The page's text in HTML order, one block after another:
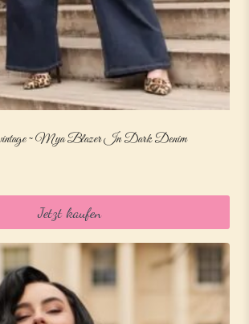
~ Mya Blazer In Dark Denim
Jetzt kaufen